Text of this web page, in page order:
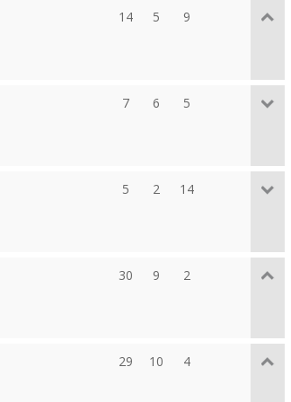
14 5 9
7 6 5
5 2 14
30 9 2
29 10 4